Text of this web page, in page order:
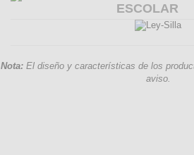
ESCOLAR
Nota:El diseño y características de los
aviso.